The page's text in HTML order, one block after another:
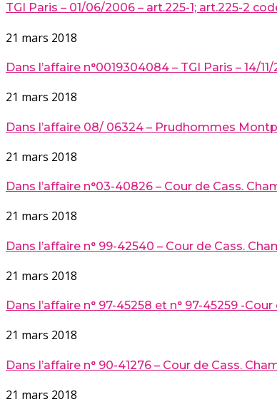
TGI Paris – 01/06/2006 – art.225-1; art.225-2
21 mars 2018
Dans l’affaire n°0019304084 – TGI Paris – 14/
21 mars 2018
Dans l’affaire 08/ 06324 – Prudhommes
21 mars 2018
Dans l’affaire n°03-40826 – Cour de Cass.
21 mars 2018
Dans l’affaire n° 99-42540 – Cour de Cass.
21 mars 2018
Dans l’affaire n° 97-45258 et n° 97-45259 -
21 mars 2018
Dans l’affaire n° 90-41276 – Cour de Cass.
21 mars 2018